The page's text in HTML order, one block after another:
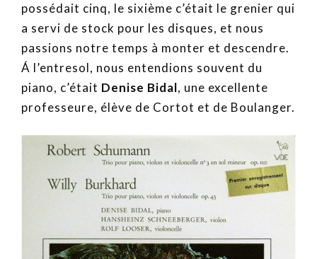
possédait cinq, le sixième c’était le grenier qui
a servi de stock pour les disques, et nous
passions notre temps à monter et descendre.
Á l’entresol, nous entendions souvent du
piano, c’était Denise Bidal, une excellente
professeure, élève de Cortot et de Boulanger.